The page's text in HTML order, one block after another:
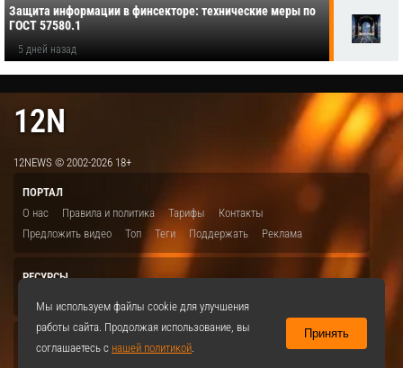
Защита информации в финсекторе: технические меры по
ГОСТ 57580.1
5 дней назад
12N
12NEWS © 2002-2026 18+
ПОРТАЛ
О нас
Правила и политика Тарифы
Контакты
Предложить видео
Топ Теги Поддержать Реклама
РЕСУРСЫ
Мы используем файлы cookie для улучшения
работы сайта. Продолжая использование, вы
соглашаетесь с нашей политикой.
Принять